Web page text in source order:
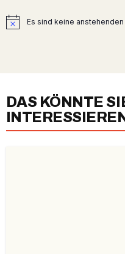
HinweisEs sind keine
DAS KÖNNTE